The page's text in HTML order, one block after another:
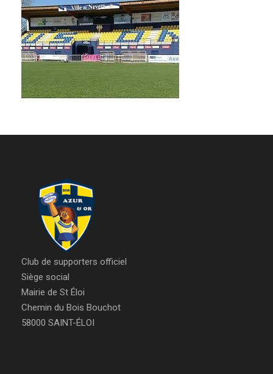
Club de supporters officiel
Siège social
Mairie de St Éloi
Chemin du Bois Bouchot
58000 SAINT-ÉLOI